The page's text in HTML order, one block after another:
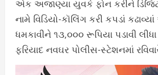
એક અજાણ્યા યુવકે ફોન કરીને
નામે વિડિયો-કૉલિંગ કરી કપડાં
ધમકાવીને ૧૩,૦૦૦ રૂપિયા પડાવી લીધા
ફરિયાદ નવઘર પોલીસ-સ્ટેશનમાં